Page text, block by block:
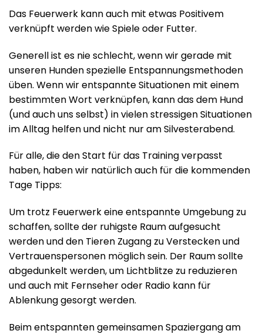
Das Feuerwerk kann auch mit etwas Positivem
verknüpft werden wie Spiele oder Futter.
Generell ist es nie schlecht, wenn wir gerade mit
unseren Hunden spezielle Entspannungsmethoden
üben. Wenn wir entspannte Situationen mit einem
bestimmten Wort verknüpfen, kann das dem Hund
(und auch uns selbst) in vielen stressigen Situationen
im Alltag helfen und nicht nur am Silvesterabend.
Für alle, die den Start für das Training verpasst
haben, haben wir natürlich auch für die kommenden
Tage Tipps:
Um trotz Feuerwerk eine entspannte Umgebung zu
schaffen, sollte der ruhigste Raum aufgesucht
werden und den Tieren Zugang zu Verstecken und
Vertrauenspersonen möglich sein. Der Raum sollte
abgedunkelt werden, um Lichtblitze zu reduzieren
und auch mit Fernseher oder Radio kann für
Ablenkung gesorgt werden.
Beim entspannten gemeinsamen Spaziergang am